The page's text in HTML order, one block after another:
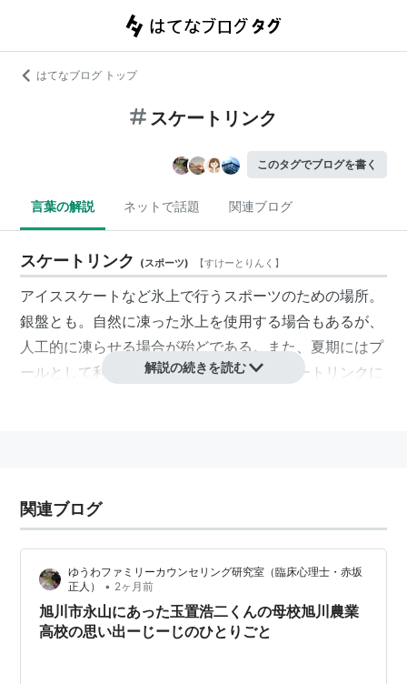
はてなブログ トップ
スケートリンク
このタグでブログを書く
言葉の解説 ネットで話題 関連ブログ
スケートリンク (スポーツ) 【すけーとりんく 】
アイススケートなど氷上で行うスポーツのための場所。
銀盤とも。自然に凍った氷上を使用する場合もあるが、
人工的に凍らせる場合が殆どである。また、夏期にはプ
ールとして利用される場所を凍らせて
スケートリンク に
解説の続きを読む
関連ブログ
ゆうわファミリーカウンセリング研究室（臨床心理士・赤坂
正人）
• 2ヶ月前
旭川市永山にあった玉置浩二くんの母校旭川農業
高校の思い出ーじーじのひとりごと